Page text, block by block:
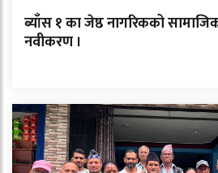
ब्याँस १ का जेष्ठ नागरिकको
नवीकरण ।